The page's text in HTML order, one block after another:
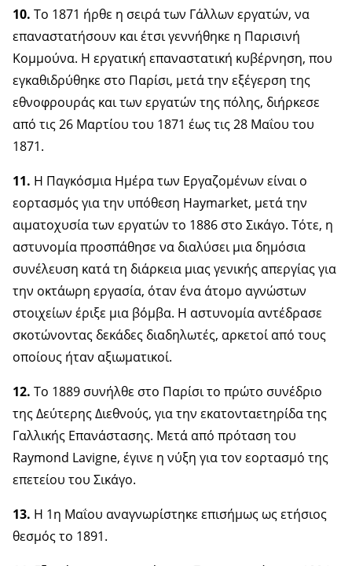
10. Το 1871 ήρθε η σειρά των Γάλλων εργατών, να
επαναστατήσουν και έτσι γεννήθηκε η Παρισινή
Κομμούνα. Η εργατική επαναστατική κυβέρνηση, που
εγκαθιδρύθηκε στο Παρίσι, μετά την εξέγερση της
εθνοφρουράς και των εργατών της πόλης, διήρκεσε
από τις 26 Μαρτίου του 1871 έως τις 28 Μαΐου του
1871.
11. Η Παγκόσμια Ημέρα των Εργαζομένων είναι ο
εορτασμός για την υπόθεση Haymarket, μετά την
αιματοχυσία των εργατών το 1886 στο Σικάγο. Τότε, η
αστυνομία προσπάθησε να διαλύσει μια δημόσια
συνέλευση κατά τη διάρκεια μιας γενικής απεργίας για
την οκτάωρη εργασία, όταν ένα άτομο αγνώστων
στοιχείων έριξε μια βόμβα. Η αστυνομία αντέδρασε
σκοτώνοντας δεκάδες διαδηλωτές, αρκετοί από τους
οποίους ήταν αξιωματικοί.
12. Το 1889 συνήλθε στο Παρίσι το πρώτο συνέδριο
της Δεύτερης Διεθνούς, για την εκατονταετηρίδα της
Γαλλικής Επανάστασης. Μετά από πρόταση του
Raymond Lavigne, έγινε η νύξη για τον εορτασμό της
επετείου του Σικάγο.
13. Η 1η Μαΐου αναγνωρίστηκε επισήμως ως ετήσιος
θεσμός το 1891.